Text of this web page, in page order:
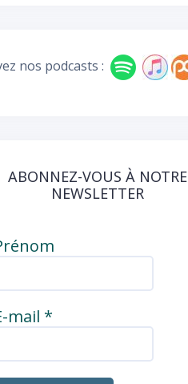
onos podcasts :
ABONNEZ-VOUS À NOTRE
NEWSLETTER
mail *